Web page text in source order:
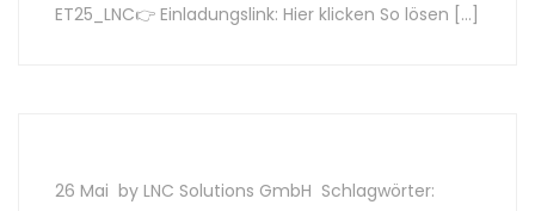
ET25_LNC👉 Einladungslink: Hier klicken So lösen […]
26 Mai by LNC Solutions GmbH Schlagwörter: